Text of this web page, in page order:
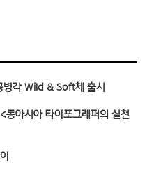
병각 Wild & Soft체 출시
동아시아 타이포그래퍼의 실천